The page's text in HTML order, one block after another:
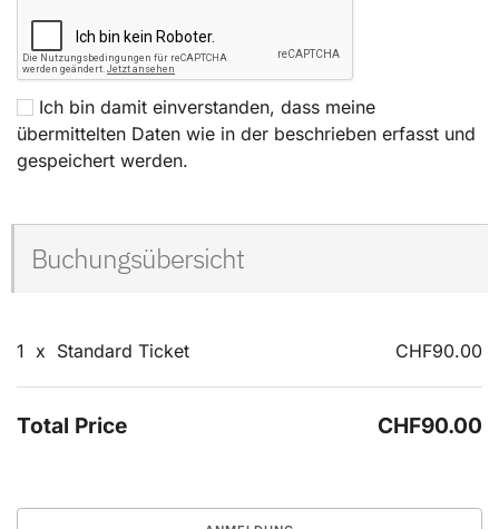
Ich bin damit einverstanden, dass meine
übermittelten Daten wie in der beschrieben erfasst und
gespeichert werden.
Buchungsübersicht
1 x Standard Ticket CHF90.00
Total Price CHF90.00